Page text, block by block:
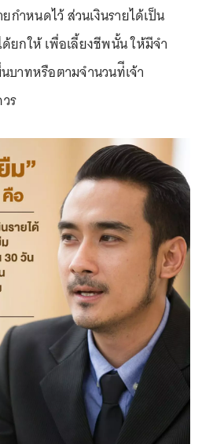
กําหนดไว้ ส่วนเงินรายได้เป็น
ยกให้ เพื่อเลี้ยงชีพนั้น ให้มีจํา
บาทหรือตามจํานวนท่ีเจ้า
ร